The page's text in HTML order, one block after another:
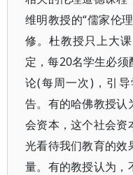
维明教授的“儒家伦
修。杜教授只上大
定，每20名学生必
论(每周一次)，引
告。有的哈佛教授认
会资本，这个社会资
光看待我们教育的效
量。有的教授认为，